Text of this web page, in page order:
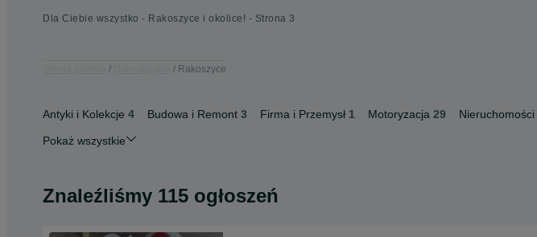
Dla Ciebie wszystko - Rakoszyce i okolice! - Strona 3
Rakoszyce
Antyki i Kolekcje 4 Budowa i Remont 3 Firma i Przemysł 1 Motoryzacja 29 Nieruchomości
Pokaż wszystkie
Znaleźliśmy 115 ogłoszeń